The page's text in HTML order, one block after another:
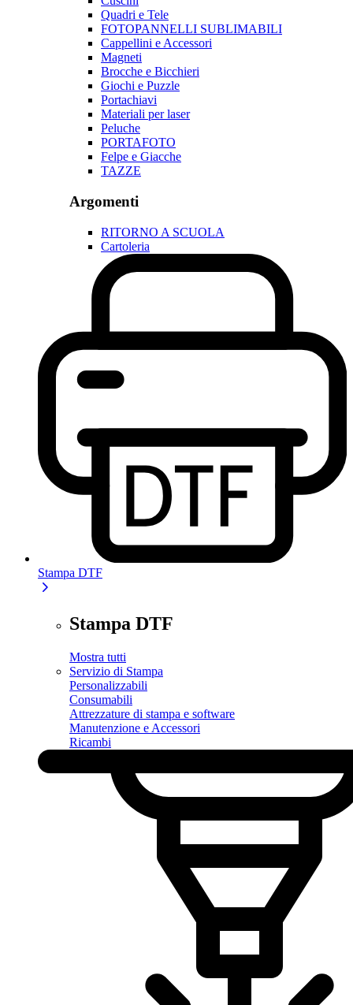
Quadri e Tele
FOTOPANNELLI SUBLIMABILI
Cappellini e Accessori
Magneti
Brocche e Bicchieri
Giochi e Puzzle
Portachiavi
Materiali per laser
Peluche
PORTAFOTO
Felpe e Giacche
TAZZE
Argomenti
RITORNO A SCUOLA
Cartoleria
Stampa DTF
Stampa DTF
Mostra tutti
Servizio di Stampa
Personalizzabili
Consumabili
Attrezzature di stampa e software
Manutenzione e Accessori
Ricambi